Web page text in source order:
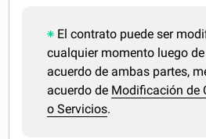
El contrato puede ser
cualquier momento luego
acuerdo de ambas partes,
acuerdo de Modificación de
o Servicios.